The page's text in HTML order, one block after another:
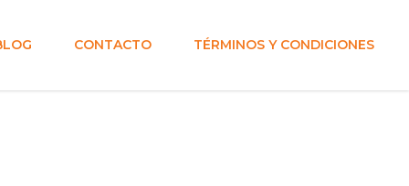
CONTACTO TÉRMINOS Y CONDICIONES